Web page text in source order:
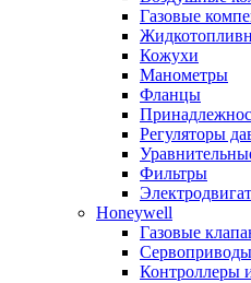
Газовые
Кожухи
Манометры
Фланцы
Регуляторы
Фильтры
Honeywell
Газовые
Контроллеры